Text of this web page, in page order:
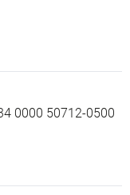
0000 50712-0500